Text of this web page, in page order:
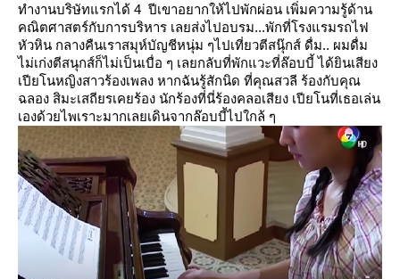
ทำงานบริษัทแรกได้ 4 ปีเขาอยากให้ไปพักผ่อน เพิ่มความรู้ด้าน
คณิตศาสตร์กับการบริหาร เลยส่งไปอบรม...พักที่โรงแรมรถไฟ
หัวหิน กลางคืนเราสมุห์บัญชีหนุ่ม ๆไปเที่ยวตีสนุ๊กส์ ดื่ม.. ผมดื่ม
ไม่เก่งตีสนุกส์ก็ไม่เป็นเบื่อ ๆ เลยกลับที่พักแวะที่ล๊อบบี้ ได้ยินเสียง
เปียโนหญิงสาวร้องเพลง หากฉันรู้สักนิด ที่คุณสวลี ร้องกับคุณ
ฉลอง สิมะเสถียรเคยร้อง นักร้องที่นี่ร้องคลอเสียง เปียโนที่เธอเล่น
เองด้วยไพเราะมากเลยเดินจากล๊อบบี้ไปใกล้ ๆ